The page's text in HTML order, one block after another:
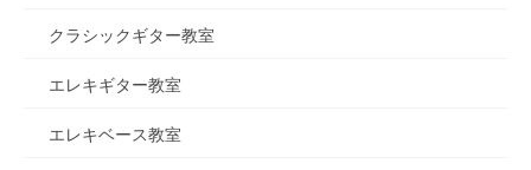
クラシックギター教室
エレキギター教室
エレキベース教室